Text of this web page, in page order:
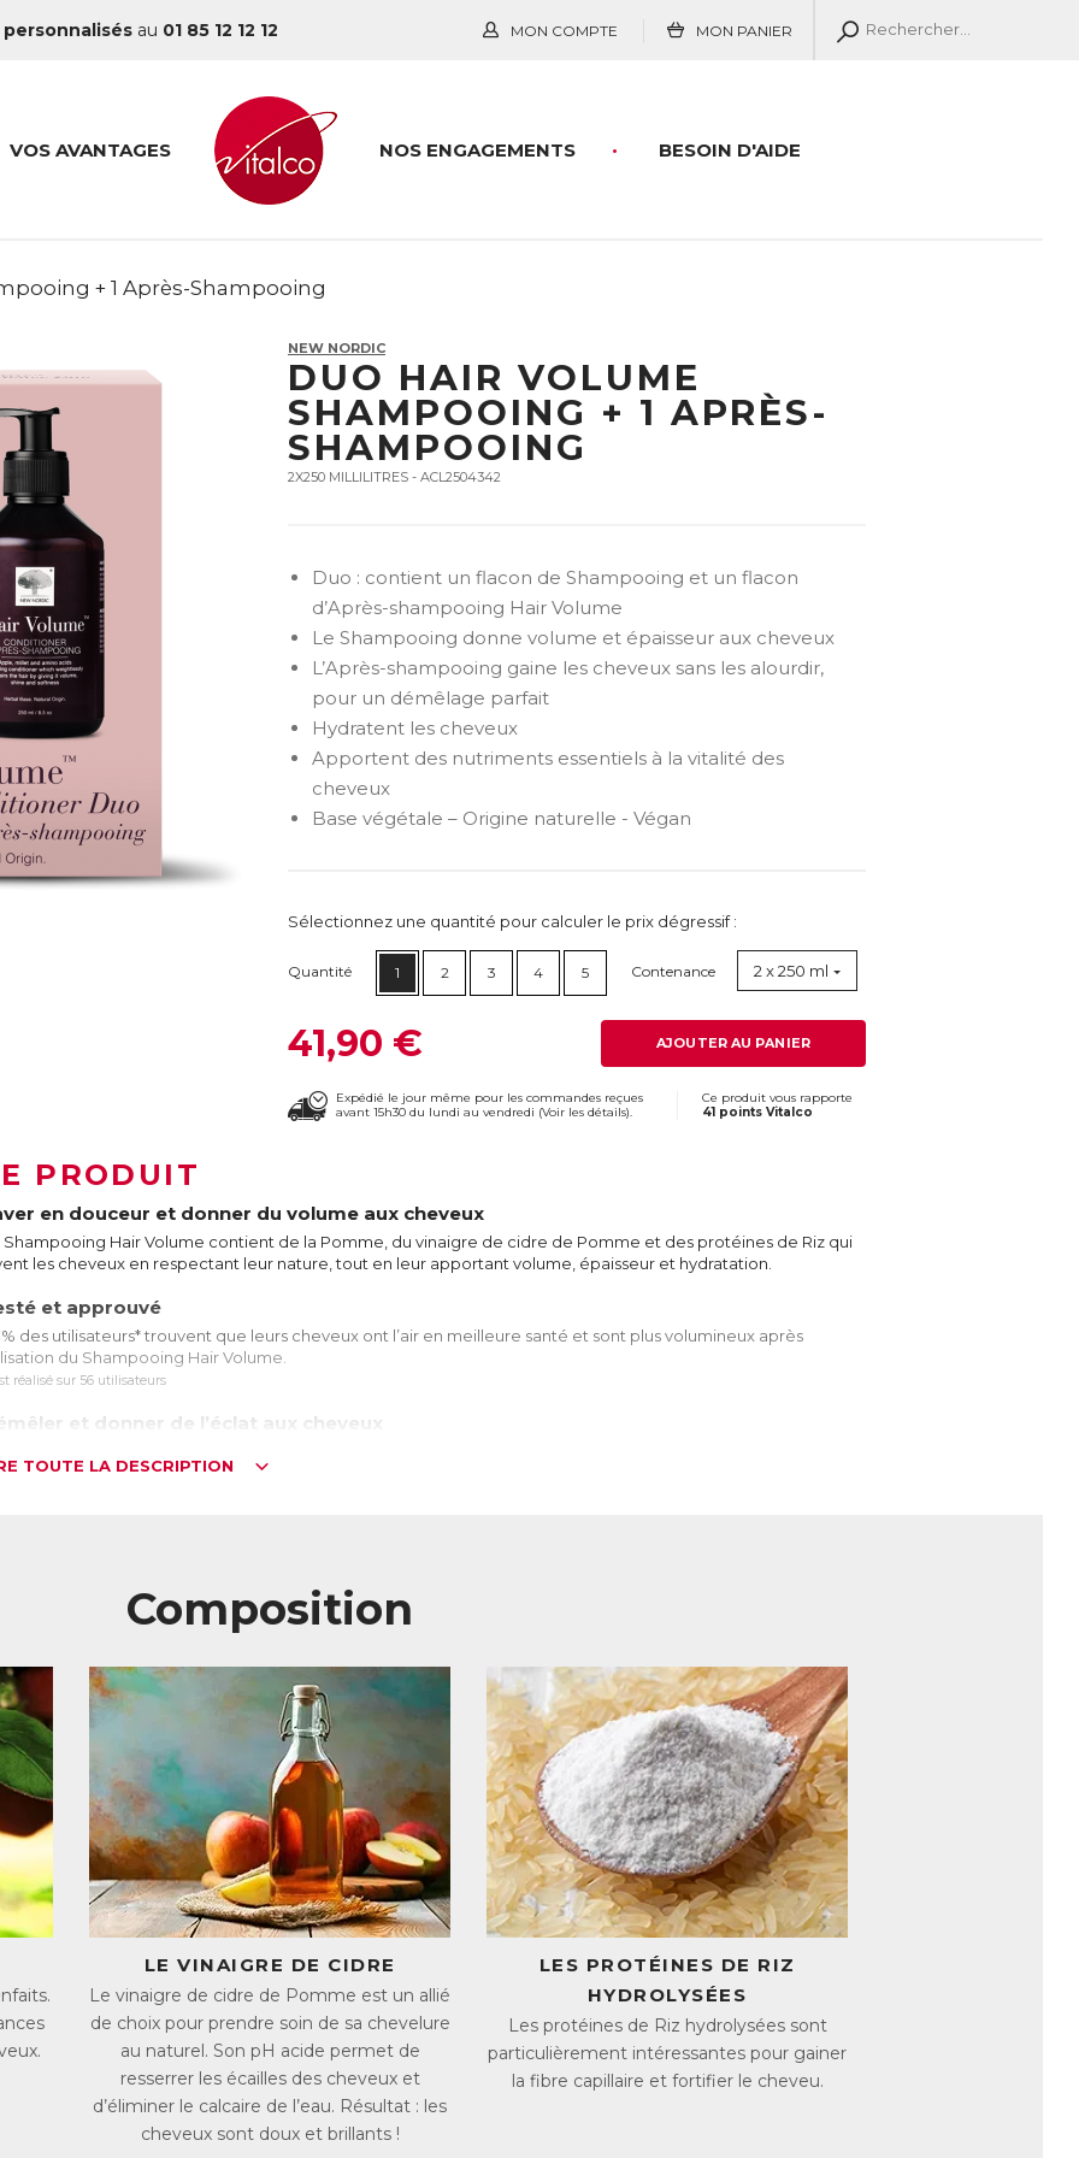
au 01 85 12 12 12 MON COMPTE MON PANIER
VOS AVANTAGES BESOIN D'AIDE
NOS ENGAGEMENTS
+ 1 Après-Shampooing
NEW NORDIC
DUO HAIR VOLUME
SHAMPOOING + 1 APRÈS-
SHAMPOOING
2X250 MILLILITRES - ACL2504342
Duo : contient un flacon de Shampooing et un flacon
d’Après-shampooing Hair Volume
Le Shampooing donne volume et épaisseur aux cheveux
L’Après-shampooing gaine les cheveux sans les alourdir,
pour un démêlage parfait
Hydratent les cheveux
Apportent des nutriments essentiels à la vitalité des
cheveux
Base végétale – Origine naturelle - Végan
Sélectionnez une quantité pour calculer le prix dégressif :
Quantité 1 2 3 4 5 Contenance 2 x 250 ml
41,90 € AJOUTER AU PANIER
Expédié le jour même pour les commandes reçues
avant 15h30 du lundi au vendredi (Voir les détails).
Ce produit vous rapporte
41 points Vitalco
PRODUIT
en douceur et donner du volume aux cheveux
Shampooing Hair Volume contient de la Pomme, du vinaigre de cidre de Pomme et des protéines de Riz qui
les cheveux en respectant leur nature, tout en leur apportant volume, épaisseur et hydratation.
et approuvé
des utilisateurs* trouvent que leurs cheveux ont l’air en meilleure santé et sont plus volumineux après
du Shampooing Hair Volume.
réalisé sur 56 utilisateurs
et donner de l’éclat aux cheveux
protéines de Riz qui gainent les cheveux sans les alourdir, pour un démêlage parfait, tout en leur apportant
à son pH acide, le vinaigre de cidre de Pomme permet de resserrer les écailles des cheveux et d’éliminer
calcaire de l’eau pour des cheveux brillants et doux.
de Millet permet de nourrir, protéger et renforcer la chevelure.
protéines de Riz permettent de maintenir l’hydratation des cheveux tout en leur apportant force et volume.
aident également à faciliter le coiffage en gainant la fibre capillaire.
rituel beauté unique pour revitaliser les cheveux des racines jusqu’aux pointes
laboratoires de recherche végétale New Nordic bénéficient de plus de 30 ans d’expertise dans le domaine
produits de santé et cosmétiques naturels, formulés sur la base des derniers résultats de la recherche
Les produits qui en résultent sont à la fois purs et efficaces. Associer comprimés, gummies et soins
contenant les mêmes actifs végétaux est le meilleur moyen de prendre soin des cheveux tant de
que de l’extérieur. Cette approche saine et innovante crée un rituel beauté unique pour les cheveux,
cœur de la démarche Beauty In & Out, et donne des résultats exceptionnels !
du ph pour des cheveux en bonne santé
pH (potentiel hydrogène) est un paramètre qui permet de définir si un milieu est acide, basique ou neutre. Il se
sur une échelle de 1 à 14 :
Un pH = 7 est dit neutre : c’est le cas de l’eau
pH < 7 est dit acide : c’est le cas du citron
Un pH > 7 est dit basique ou alcalin : c’est le cas du bicarbonate de soude
cuir chevelu et les cheveux en bonne santé ont naturellement un pH acide (pH compris entre 5.4 et 5.9 pour le
chevelu et pH autour de 3.7 pour les cheveux). Cette acidité provient du film hydrolipidique qui les recouvre.
TOUTE LA DESCRIPTION
Composition
LE VINAIGRE DE CIDRE
Le vinaigre de cidre de Pomme est un allié
de choix pour prendre soin de sa chevelure
au naturel. Son pH acide permet de
resserrer les écailles des cheveux et
d’éliminer le calcaire de l’eau. Résultat : les
cheveux sont doux et brillants !
LES PROTÉINES DE RIZ
HYDROLYSÉES
Les protéines de Riz hydrolysées sont
particulièrement intéressantes pour gainer
la fibre capillaire et fortifier le cheveu.